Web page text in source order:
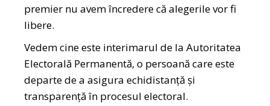
premier nu avem încredere că alegerile vor fi
libere.
Vedem cine este interimarul de la Autoritatea
Electorală Permanentă, o persoană care este
departe de a asigura echidistanță și
transparență în procesul electoral.